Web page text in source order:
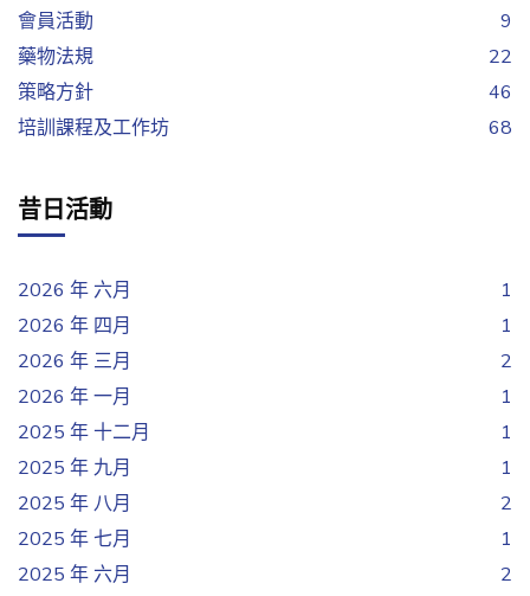
會員活動
9
藥物法規
22
策略方針
46
培訓課程及工作坊
68
昔日活動
2026 年 六月
1
2026 年 四月
1
2026 年 三月
2
2026 年 一月
1
2025 年 十二月
1
2025 年 九月
1
2025 年 八月
2
2025 年 七月
1
2025 年 六月
2